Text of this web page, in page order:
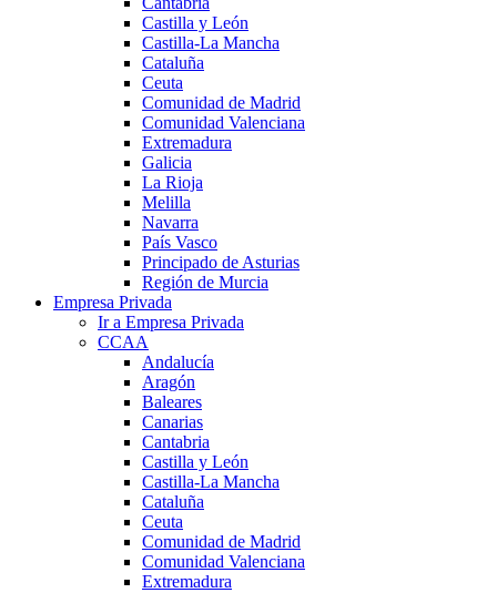
Castilla y León
Castilla-La Mancha
Cataluña
Ceuta
Comunidad de Madrid
Comunidad Valenciana
Extremadura
Galicia
La Rioja
Melilla
Navarra
País Vasco
Principado de Asturias
Región de Murcia
Empresa Privada
Ir a Empresa Privada
CCAA
Andalucía
Aragón
Baleares
Canarias
Cantabria
Castilla y León
Castilla-La Mancha
Cataluña
Ceuta
Comunidad de Madrid
Comunidad Valenciana
Extremadura